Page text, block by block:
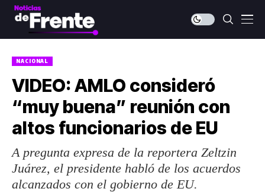
NACIONAL
VIDEO: AMLO consideró
“muy buena” reunión con
altos funcionarios de EU
A pregunta expresa de la reportera Zeltzin
Juárez, el presidente habló de los acuerdos
alcanzados con el gobierno de EU.